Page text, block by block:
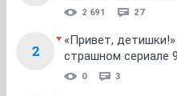
2 691 27
2
«Привет,
страшном сериале
0 3